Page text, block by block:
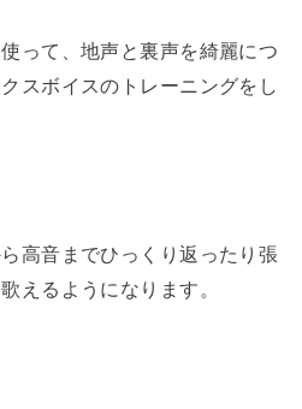
って、地声と裏声を綺麗につ
スボイスのトレーニングをし
高音までひっくり返ったり張
えるようになります。